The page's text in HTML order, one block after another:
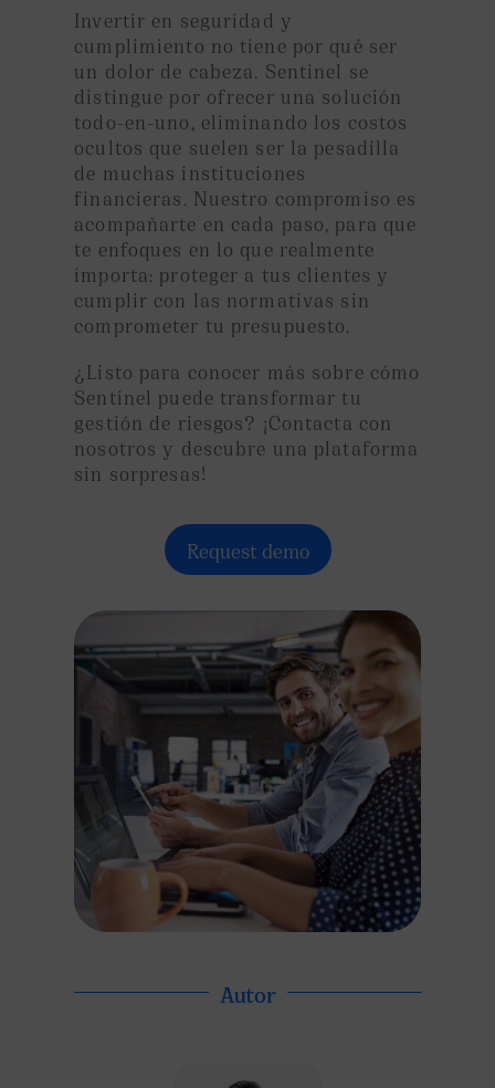
Invertir en seguridad y
cumplimiento no tiene por qué ser
un dolor de cabeza. Sentinel se
distingue por ofrecer una solución
todo-en-uno, eliminando los costos
ocultos que suelen ser la pesadilla
de muchas instituciones
financieras. Nuestro compromiso es
acompañarte en cada paso, para que
te enfoques en lo que realmente
importa: proteger a tus clientes y
cumplir con las normativas sin
comprometer tu presupuesto.
¿Listo para conocer más sobre cómo
Sentinel puede transformar tu
gestión de riesgos? ¡Contacta con
nosotros y descubre una plataforma
sin sorpresas!
Request demo
Autor